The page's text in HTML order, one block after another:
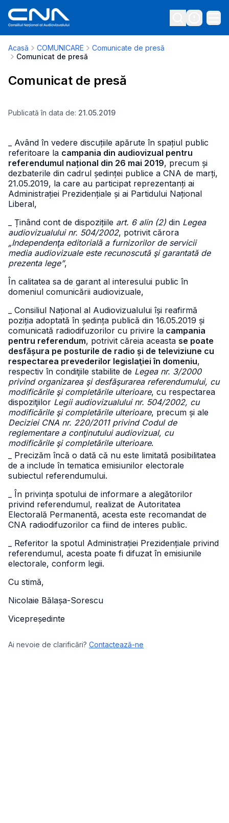
Acasă COMUNICARE
Comunicate de presă
Comunicat de presă
Comunicat de presă
Publicată în data de: 21.05.2019
_ Având în vedere discuțiile apărute în spațiul public
referitoare la campania din audiovizual pentru
referendumul național din 26 mai 2019, precum și
dezbaterile din cadrul ședinței publice a CNA de marți,
21.05.2019, la care au participat reprezentanți ai
Administrației Prezidențiale și ai Partidului Național
Liberal,
_ Ținând cont de dispozițiile art. 6 alin (2) din Legea
audiovizualului nr. 504/2002, potrivit cărora
„Independenţa editorială a furnizorilor de servicii
media audiovizuale este recunoscută şi garantată de
prezenta lege”,
În calitatea sa de garant al interesului public în
domeniul comunicării audiovizuale,
_ Consiliul Național al Audiovizualului își reafirmă
poziția adoptată în ședința publică din 16.05.2019 și
comunicată radiodifuzorilor cu privire la campania
pentru referendum, potrivit căreia aceasta se poate
desfășura pe posturile de radio și de televiziune cu
respectarea prevederilor legislaţiei în domeniu,
respectiv în condiţiile stabilite de Legea nr. 3/2000
privind organizarea şi desfăşurarea referendumului, cu
modificările şi completările ulterioare, cu respectarea
dispoziţiilor Legii audiovizualului nr. 504/2002, cu
modificările şi completările ulterioare, precum și ale
Deciziei CNA nr. 220/2011 privind Codul de
reglementare a conţinutului audiovizual, cu
modificările şi completările ulterioare.
_ Precizăm încă o dată că nu este limitată posibilitatea
de a include în tematica emisiunilor electorale
subiectul referendumului.
_ În privința spotului de informare a alegătorilor
privind referendumul, realizat de Autoritatea
Electorală Permanentă, acesta este recomandat de
CNA radiodifuzorilor ca fiind de interes public.
_ Referitor la spotul Administrației Prezidențiale privind
referendumul, acesta poate fi difuzat în emisiunile
electorale, conform legii.
Cu stimă,
Nicolaie Bălașa-Sorescu
Vicepreședinte
Ai nevoie de clarificări? Contactează-ne